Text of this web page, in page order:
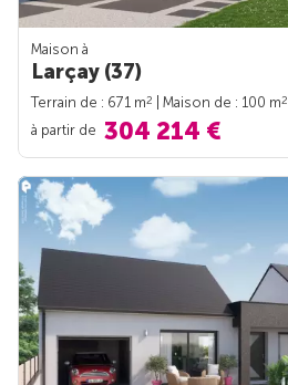
Maison à
Larçay (37)
Terrain de : 671 m2 | Maison de : 100 m2
à partir de 304 214 €